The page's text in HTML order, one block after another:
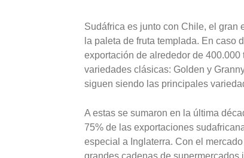
Sudáfrica es junto con Chile, el gran
la paleta de fruta templada. En caso
exportación de alrededor de
variedades clásicas: Golden y
siguen siendo las principales
A estas se sumaron en la última
75% de las exportaciones
especial a Inglaterra. Con el
grandes cadenas de